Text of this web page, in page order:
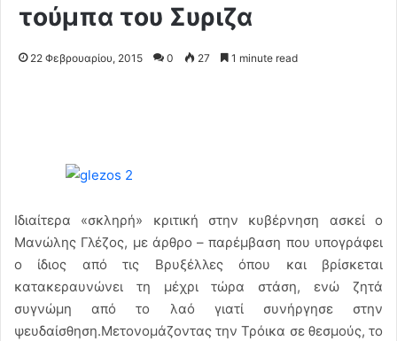
τούμπα του Συριζα
22 Φεβρουαρίου, 2015 0 27 1 minute read
Ιδιαίτερα «σκληρή» κριτική στην κυβέρνηση ασκεί ο
Μανώλης Γλέζος, με άρθρο – παρέμβαση που υπογράφει
ο ίδιος από τις Βρυξέλλες όπου και βρίσκεται
κατακεραυνώνει τη μέχρι τώρα στάση, ενώ ζητά
συγνώμη από το λαό γιατί συνήργησε στην
ψευδαίσθηση.Μετονομάζοντας την Τρόικα σε θεσμούς, το